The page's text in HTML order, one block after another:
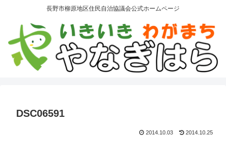
長野市柳原地区住民自治協議会公式ホームページ
DSC06591
2014.10.03 2014.10.25